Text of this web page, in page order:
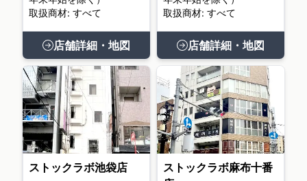
取扱商材: すべて
店舗詳細・地図
取扱商材: すべて
店舗詳細・地図
ストックラボ池袋店
ストックラボ麻布十番